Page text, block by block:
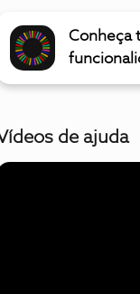
Conheça
de ajuda